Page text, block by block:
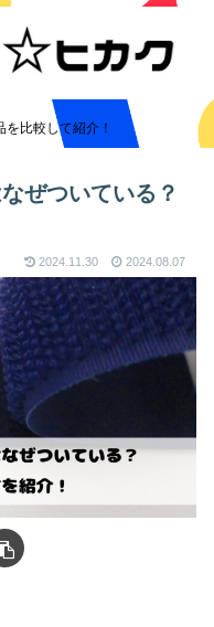
比較して紹介！
ぜついている？
2024.11.30 2024.08.07